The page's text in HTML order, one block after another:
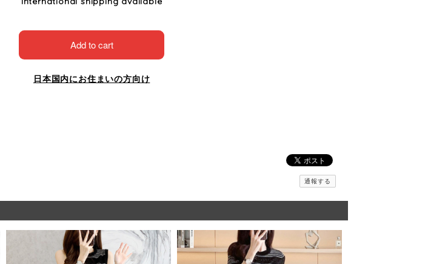
Add to cart
日本国内にお住まいの方向け
通報する